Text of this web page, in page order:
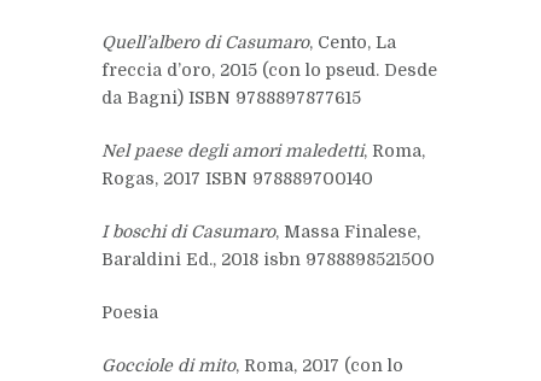
Quell’albero di Casumaro, Cento, La
freccia d’oro, 2015 (con lo pseud. Desde
da Bagni) ISBN 9788897877615
Nel paese degli amori maledetti, Roma,
Rogas, 2017 ISBN 978889700140
I boschi di Casumaro, Massa Finalese,
Baraldini Ed., 2018 isbn 9788898521500
Poesia
Gocciole di mito, Roma, 2017 (con lo